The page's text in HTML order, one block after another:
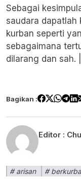
Sebagai
saudara dapatlah
kurban seperti
sebagaimana
dilarang dan sah.
Bagikan :
Editor :
arisan